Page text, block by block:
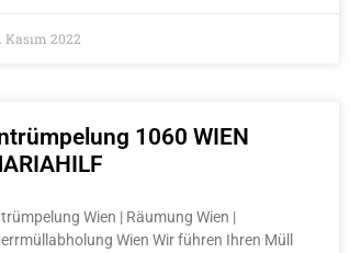
Kasım 2022
1060 WIEN
Wien | Räumung Wien |
Wien Wir führen Ihren Müll